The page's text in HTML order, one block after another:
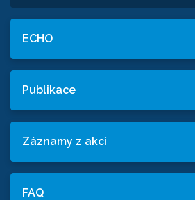
ECHO
Publikace
Záznamy z akcí
FAQ